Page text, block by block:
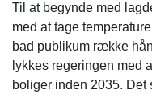
Til at begynde med
med at tage
bad publikum række
lykkes regeringen med
boliger inden 2035. Det